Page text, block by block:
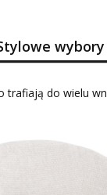
trafiają do wielu